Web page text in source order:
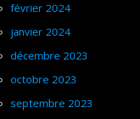
février 2024
janvier 2024
décembre 2023
octobre 2023
septembre 2023